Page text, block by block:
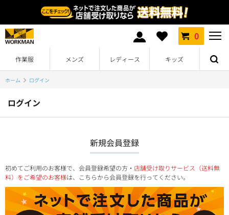
0
作業服 メンズ レディース キッズ
ホーム ログイン
ログイン
新規会員登録
初めてご利用のお客様で、会員登録希望の方・ 店舗受け取りサービス（送料無
料）をご希望のお客様は、こちらから会員登録を行ってください。